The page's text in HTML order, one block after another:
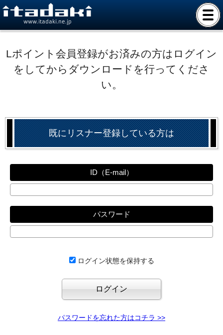
www.itadaki.ne.jp
Lポイント会員登録がお済みの方はログイン
をしてからダウンロードを行ってくださ
い。
既にリスナー登録している方は
ID（E-mail）
パスワード
ログイン状態を保持する
パスワードを忘れた方はコチラ >>